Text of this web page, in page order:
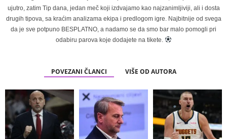
ujutro, zatim Tip dana, jedan meč koji izdvajamo kao najzanimljiviji, ali i dosta
drugih tipova, sa kraćim analizama ekipa i predlogom igre. Najbitnije od svega
da je sve potpuno BESPLATNO, a nadamo se da smo bar malo pomogli pri
odabiru parova koje dodajete na tikete.
POVEZANI ČLANCI VIŠE OD AUTORA